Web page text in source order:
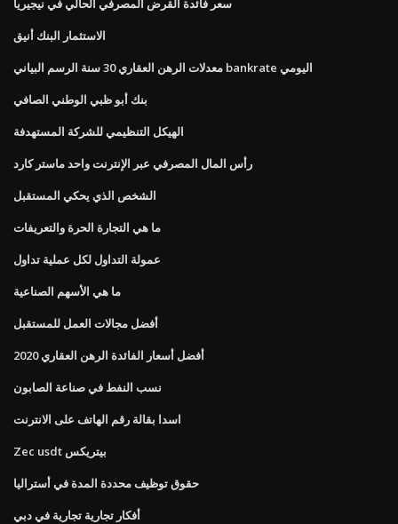
سعر فائدة القرض المصرفي الحالي في نيجيريا
الاستثمار البنك أنيق
معدلات الرهن العقاري 30 سنة الرسم البياني bankrate اليومي
بنك أبو ظبي الوطني الصافي
الهيكل التنظيمي للشركة المستهدفة
رأس المال المصرفي عبر الإنترنت واحد ماستر كارد
الشخص الذي يحكي المستقبل
ما هي التجارة الحرة والتعريفات
عمولة التداول لكل عملية تداول
ما هي الأسهم الصناعية
أفضل مجالات العمل للمستقبل
أفضل أسعار الفائدة الرهن العقاري 2020
نسب النفط في صناعة الصابون
اسدا بقالة رقم الهاتف على الانترنت
Zec usdt بيتريكس
حقوق توظيف محددة المدة في أستراليا
أفكار تجارية تجارية في دبي